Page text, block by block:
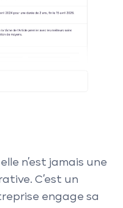
n’est jamais une
C’est un
engage sa